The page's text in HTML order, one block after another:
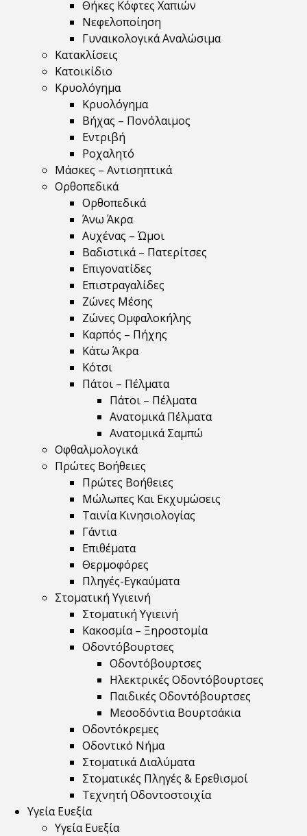
Θήκες Κόφτες Χαπιών
Νεφελοποίηση
Γυναικολογικά Αναλώσιμα
Κατακλίσεις
Κατοικίδιο
Κρυολόγημα
Κρυολόγημα
Βήχας – Πονόλαιμος
Εντριβή
Ροχαλητό
Μάσκες – Αντισηπτικά
Ορθοπεδικά
Ορθοπεδικά
Άνω Άκρα
Αυχένας – Ώμοι
Βαδιστικά – Πατερίτσες
Επιγονατίδες
Επιστραγαλίδες
Ζώνες Μέσης
Ζώνες Ομφαλοκήλης
Καρπός – Πήχης
Κάτω Άκρα
Κότσι
Πάτοι – Πέλματα
Πάτοι – Πέλματα
Ανατομικά Πέλματα
Ανατομικά Σαμπώ
Οφθαλμολογικά
Πρώτες Βοήθειες
Πρώτες Βοήθειες
Μώλωπες Και Εκχυμώσεις
Ταινία Κινησιολογίας
Γάντια
Επιθέματα
Θερμοφόρες
Πληγές-Εγκαύματα
Στοματική Υγιεινή
Στοματική Υγιεινή
Κακοσμία – Ξηροστομία
Οδοντόβουρτσες
Οδοντόβουρτσες
Ηλεκτρικές Οδοντόβουρτσες
Παιδικές Οδοντόβουρτσες
Μεσοδόντια Βουρτσάκια
Οδοντόκρεμες
Οδοντικό Νήμα
Στοματικά Διαλύματα
Στοματικές Πληγές & Ερεθισμοί
Τεχνητή Οδοντοστοιχία
Υγεία Ευεξία
Υγεία Ευεξία